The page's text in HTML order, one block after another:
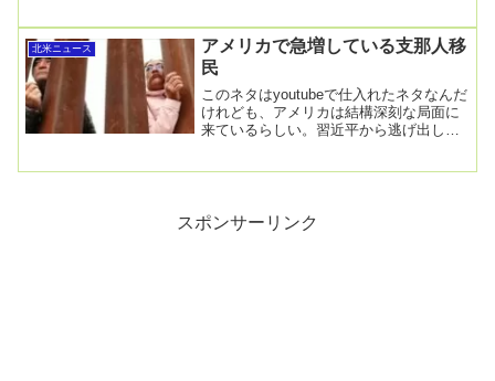
北米ニュース
アメリカで急増している支那人移
民
このネタはyoutubeで仕入れたネタなんだ
けれども、アメリカは結構深刻な局面に
来ているらしい。習近平から逃げ出した
スポンサーリンク